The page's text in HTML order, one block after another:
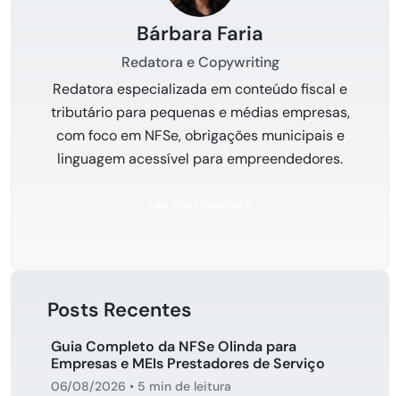
Bárbara Faria
Redatora e Copywriting
Redatora especializada em conteúdo fiscal e
tributário para pequenas e médias empresas,
com foco em NFSe, obrigações municipais e
linguagem acessível para empreendedores.
Posts Recentes
Guia Completo da NFSe Olinda para
Empresas e MEIs Prestadores de Serviço
06/08/2026 • 5 min de leitura